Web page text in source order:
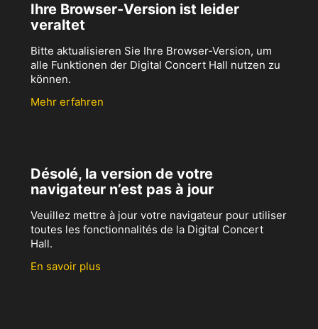
Ihre Browser-Version ist leider
veraltet
Bitte aktualisieren Sie Ihre Browser-Version, um
alle Funktionen der Digital Concert Hall nutzen zu
können.
Mehr erfahren
Désolé, la version de votre
navigateur n’est pas à jour
Veuillez mettre à jour votre navigateur pour utiliser
toutes les fonctionnalités de la Digital Concert
Hall.
En savoir plus